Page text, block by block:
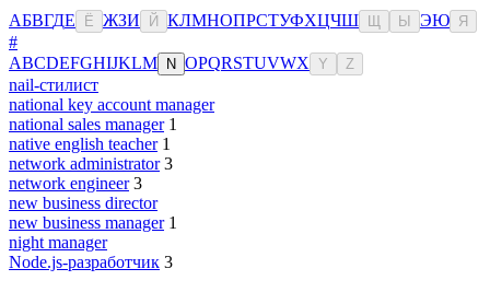
АБВГДЕ Ё ЖЗИ Й КЛМНОПРСТУФХЦЧШ Ы ЭЮ Я
#
ABCDEFGHIJKLM N OPQRSTUVWX Y Z
nail-стилист
national key account manager
national sales manager 1
native english teacher 1
network administrator 3
network engineer 3
new business director
new business manager 1
night manager
Node.js-разработчик 3